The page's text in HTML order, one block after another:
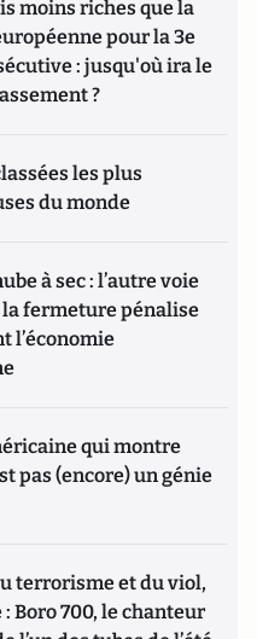
moins riches que la
pour la 3e
: jusqu'où ira le
?
les plus
du monde
à sec : l’autre voie
la fermeture pénalise
l’économie
qui montre
pas (encore) un génie
terrorisme et du viol,
Boro 700, le chanteur